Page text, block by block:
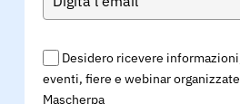
Desidero ricevere
eventi, fiere e webinar
Mascherpa